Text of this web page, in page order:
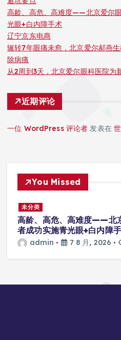
高龄、高危、高难度——北京爱尔
光眼+白内障手术
辽宁京东电商
辗转7年眼痛未愈，北京爱尔郝燕
除病痛
从2周到3天，北京爱尔眼科医院为
近期评论
一位 WordPress 评论者 发表在
You Missed
未分类
高龄、高危、高难度——北
者成功实施青光眼+白内障
admin 7 8 月, 2026